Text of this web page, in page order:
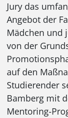
Jury das
Angebot der
Mädchen und
von der
auf den
Studierender
Bamberg mit
Mentoring-